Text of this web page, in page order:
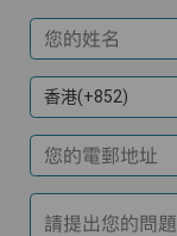
您的姓名
香港(+852)
您的電郵地址
請提出您的問題